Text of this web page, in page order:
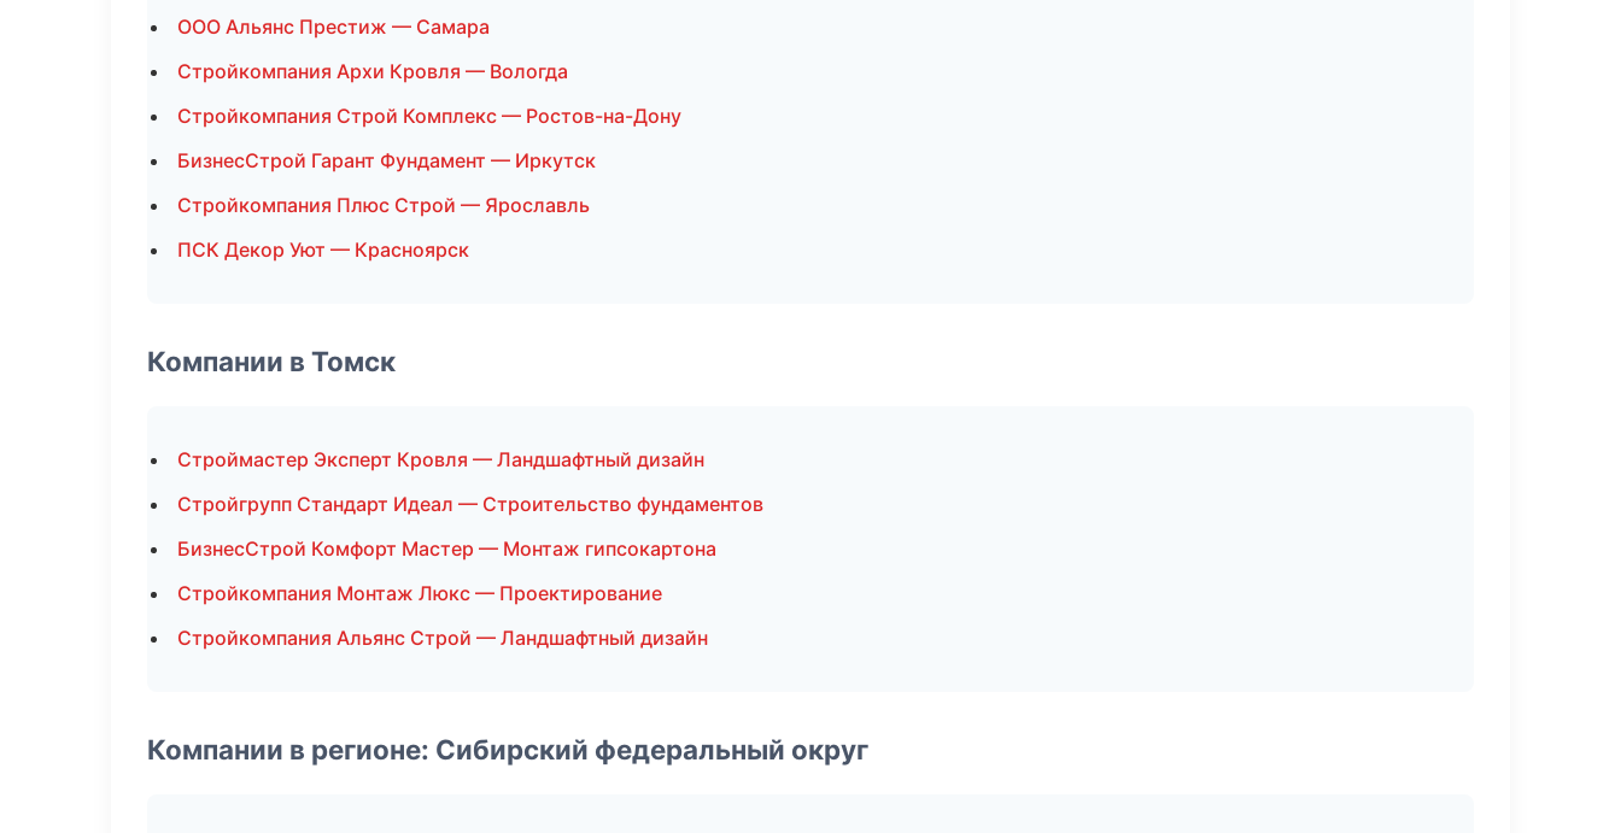
ООО Альянс Престиж — Самара
Стройкомпания Архи Кровля — Вологда
Стройкомпания Строй Комплекс — Ростов-на-Дону
БизнесСтрой Гарант Фундамент — Иркутск
Стройкомпания Плюс Строй — Ярославль
ПСК Декор Уют — Красноярск
Компании в Томск
Строймастер Эксперт Кровля — Ландшафтный дизайн
Стройгрупп Стандарт Идеал — Строительство фундаментов
БизнесСтрой Комфорт Мастер — Монтаж гипсокартона
Стройкомпания Монтаж Люкс — Проектирование
Стройкомпания Альянс Строй — Ландшафтный дизайн
Компании в регионе: Сибирский федеральный округ